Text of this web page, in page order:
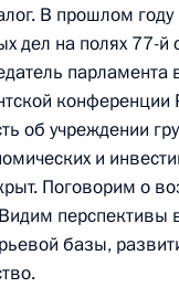
Саллом
Бийя
В прошлом
дел на полях 77-й
парламента
об учреждении
и
Поговорим о
перспективы
базы,